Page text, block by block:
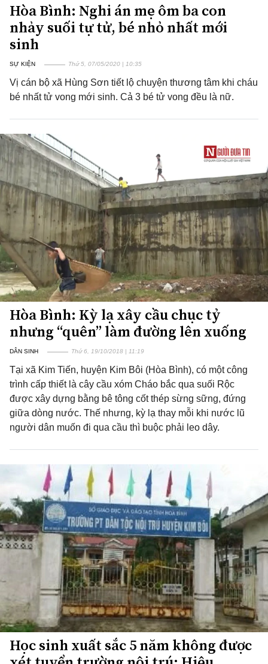
Hòa Bình: Nghi án mẹ ôm ba con
nhảy suối tự tử, bé nhỏ nhất mới
sinh
SỰ KIỆN Thứ 5, 07/05/2020 | 10:35
Vị cán bộ xã Hùng Sơn tiết lộ chuyện thương tâm khi cháu
bé nhất tử vong mới sinh. Cả 3 bé tử vong đều là nữ.
Hòa Bình: Kỳ lạ xây cầu chục tỷ
nhưng “quên” làm đường lên xuống
DÂN SINH Thứ 6, 19/10/2018 | 11:19
Tại xã Kim Tiến, huyện Kim Bôi (Hòa Bình), có một công
trình cấp thiết là cây cầu xóm Cháo bắc qua suối Rộc
được xây dựng bằng bê tông cốt thép sừng sững, đứng
giữa dòng nước. Thế nhưng, kỳ lạ thay mỗi khi nước lũ
người dân muốn đi qua cầu thì buộc phải leo dây.
Học sinh xuất sắc 5 năm không được